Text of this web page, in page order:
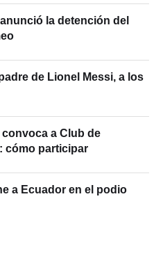
la detención del
de Lionel Messi, a los
a Club de
cómo participar
a Ecuador en el podio